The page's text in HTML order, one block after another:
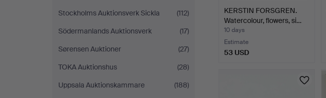
Stockholms Auktionsverk Sickla
(112)
Södermanlands Auktionsverk
(17)
Sørensen Auktioner
(27)
TOKA Auktionshus
(28)
Uppsala Auktionskammare
(188)
KERSTIN FORSGREN.
Watercolour, flowers, si…
10 days
Estimate
53 USD